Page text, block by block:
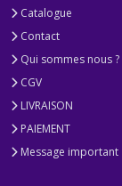
Catalogue
Contact
Qui sommes nous ?
CGV
LIVRAISON
PAIEMENT
Message important